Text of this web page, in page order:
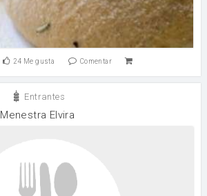
24 Me gusta Comentar
Entrantes
Menestra Elvira